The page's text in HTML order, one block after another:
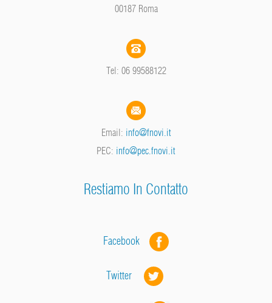
00187 Roma
Tel: 06 99588122
Email: info@fnovi.it
PEC: info@pec.fnovi.it
Restiamo In Contatto
Facebook
Twitter